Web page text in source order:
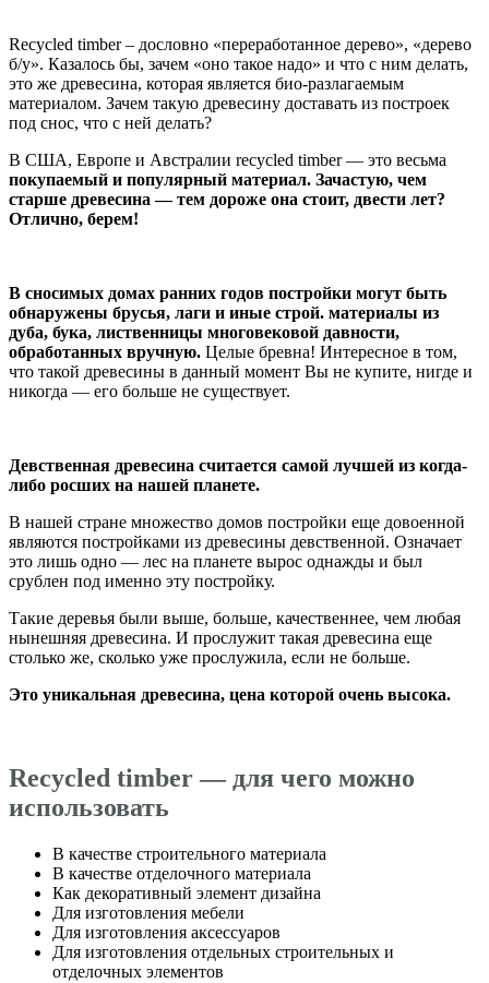
Recycled timber – дословно «переработанное дерево», «дерево
б/у». Казалось бы, зачем «оно такое надо» и что с ним делать,
это же древесина, которая является био-разлагаемым
материалом. Зачем такую древесину доставать из построек
под снос, что с ней делать?
В США, Европе и Австралии recycled timber — это весьма
покупаемый и популярный материал. Зачастую, чем
старше древесина — тем дороже она стоит, двести лет?
Отлично, берем!
В сносимых домах ранних годов постройки могут быть
обнаружены брусья, лаги и иные строй. материалы из
дуба, бука, лиственницы многовековой давности,
обработанных вручную. Целые бревна! Интересное в том,
что такой древесины в данный момент Вы не купите, нигде и
никогда — его больше не существует.
Девственная древесина считается самой лучшей из когда-
либо росших на нашей планете.
В нашей стране множество домов постройки еще довоенной
являются постройками из древесины девственной. Означает
это лишь одно — лес на планете вырос однажды и был
срублен под именно эту постройку.
Такие деревья были выше, больше, качественнее, чем любая
нынешняя древесина. И прослужит такая древесина еще
столько же, сколько уже прослужила, если не больше.
Это уникальная древесина, цена которой очень высока.
Recycled timber — для чего можно
использовать
В качестве строительного материала
В качестве отделочного материала
Как декоративный элемент дизайна
Для изготовления мебели
Для изготовления аксессуаров
Для изготовления отдельных строительных и
отделочных элементов